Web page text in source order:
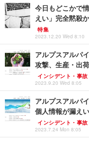
今日もどこかで
えい」完全黙殺
特集
2023.12.20 Wed 8:10
アルプスアルパ
攻撃、生産・出
インシデント・事故
2023.9.20 Wed 8:05
アルプスアルパ
個人情報が漏えい
インシデント・事故
2023.7.24 Mon 8:05